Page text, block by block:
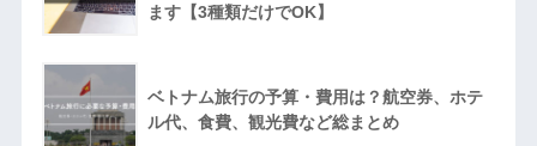
ます【3種類だけでOK】
ベトナム旅行の予算・費用は？航空券、ホテ
ル代、食費、観光費など総まとめ